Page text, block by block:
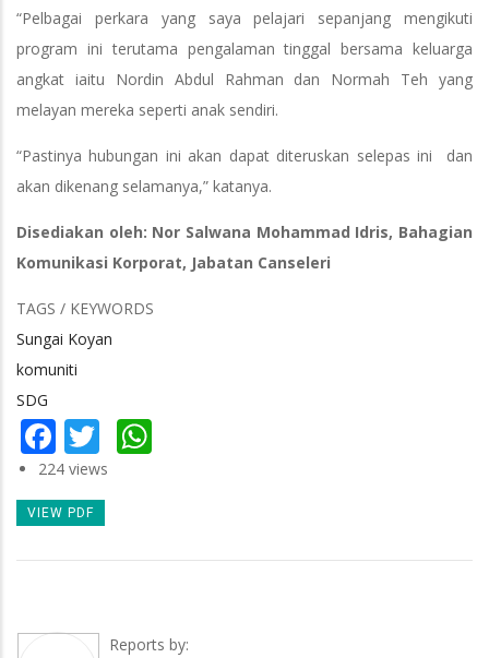
“Pelbagai perkara yang saya pelajari sepanjang mengikuti
program ini terutama pengalaman tinggal bersama keluarga
angkat iaitu Nordin Abdul Rahman dan Normah Teh yang
melayan mereka seperti anak sendiri.
“Pastinya hubungan ini akan dapat diteruskan selepas ini dan
akan dikenang selamanya,” katanya.
Disediakan oleh: Nor Salwana Mohammad Idris, Bahagian
Komunikasi Korporat, Jabatan Canseleri
TAGS / KEYWORDS
Sungai Koyan
komuniti
SDG
Facebook
Twitter
224 views
VIEW PDF
Reports by: